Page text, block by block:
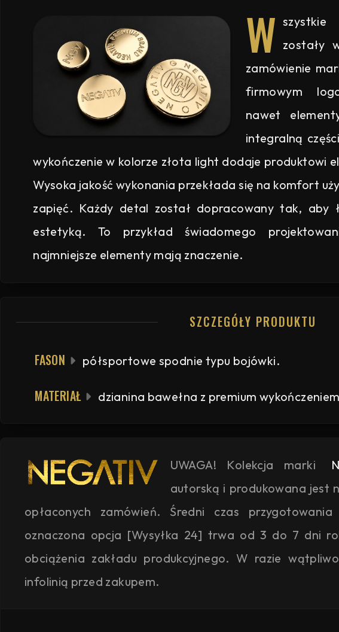
W zostały
zamówienie
firmowym
nawet
integralną
wykończenie w kolorze złota light dodaje produktowi
Wysoka jakość wykonania przekłada się na komfort
zapięć. Każdy detal został dopracowany tak, aby
estetyką. To przykład świadomego
najmniejsze elementy mają znaczenie.
SZCZEGÓŁY PRODUKTU
FASON półsportowe spodnie typu bojówki.
MATERIAŁ dzianina bawełna z premium
UWAGA! Kolekcja marki
autorską i produkowana jest
opłaconych zamówień. Średni czas
oznaczona opcja [Wysyłka 24] trwa od 3 do 7 dni
obciążenia zakładu produkcyjnego. W razie
infolinią przed zakupem.